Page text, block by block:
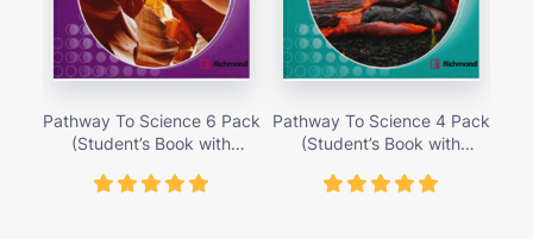
Pathway To Science 6 Pack
(Student’s Book with
419,000 vnđ
Pathway To Science 4 Pack
(Student’s Book with
419,000 vnđ